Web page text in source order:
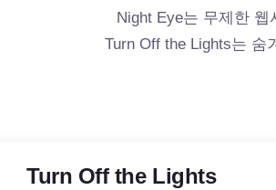
Night Eye는 무제한
Turn Off the Lights는 숨
Turn Off the Lights